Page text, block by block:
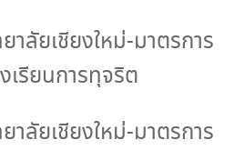
าลัยเชียงใหม่-มาตรการ
เรียนการทุจริต
าลัยเชียงใหม่-มาตรการ